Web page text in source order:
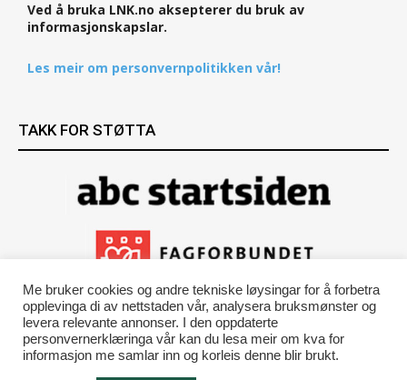
Ved å bruka LNK.no aksepterer du bruk av
informasjonskapslar.
Les meir om personvernpolitikken vår!
TAKK FOR STØTTA
Me bruker cookies og andre tekniske løysingar for å forbetra
opplevinga di av nettstaden vår, analysera bruksmønster og
levera relevante annonser. I den oppdaterte
personvernerklæringa vår kan du lesa meir om kva for
informasjon me samlar inn og korleis denne blir brukt.